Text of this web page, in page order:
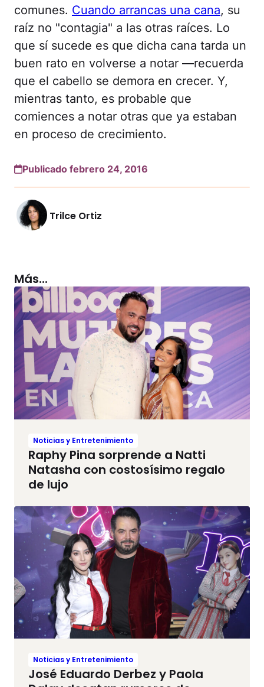
comunes. Cuando arrancas una cana, su
raíz no "contagia" a las otras raíces. Lo
que sí sucede es que dicha cana tarda un
buen rato en volverse a notar —recuerda
que el cabello se demora en crecer. Y,
mientras tanto, es probable que
comiences a notar otras que ya estaban
en proceso de crecimiento.
Publicado febrero 24, 2016
Trilce Ortiz
Más...
Noticias y Entretenimiento
Raphy Pina sorprende a Natti
Natasha con costosísimo regalo
de lujo
Noticias y Entretenimiento
José Eduardo Derbez y Paola